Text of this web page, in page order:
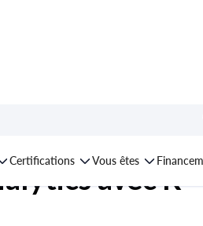
Certifications Vous êtes
Techniques
avec R